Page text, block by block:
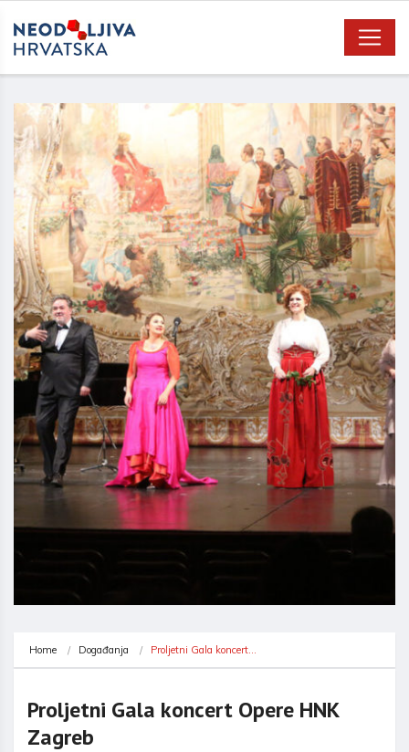
Home Događanja Proljetni Gala koncert…
Proljetni Gala koncert Opere HNK
Zagreb